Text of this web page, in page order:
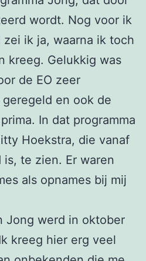
wordt. Nog voor ik
ik ja, waarna ik toch
kreeg. Gelukkig was
de EO zeer
en ook de
In dat programma
Hoekstra, die vanaf
te zien. Er waren
als opnames bij mij
Jong werd in oktober
kreeg hier erg veel